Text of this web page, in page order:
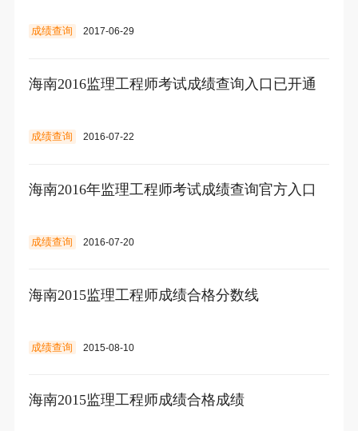
成绩查询 2017-06-29
海南2016监理工程师考试成绩查询入口已开通
成绩查询 2016-07-22
海南2016年监理工程师考试成绩查询官方入口
成绩查询 2016-07-20
海南2015监理工程师成绩合格分数线
成绩查询 2015-08-10
海南2015监理工程师成绩合格成绩